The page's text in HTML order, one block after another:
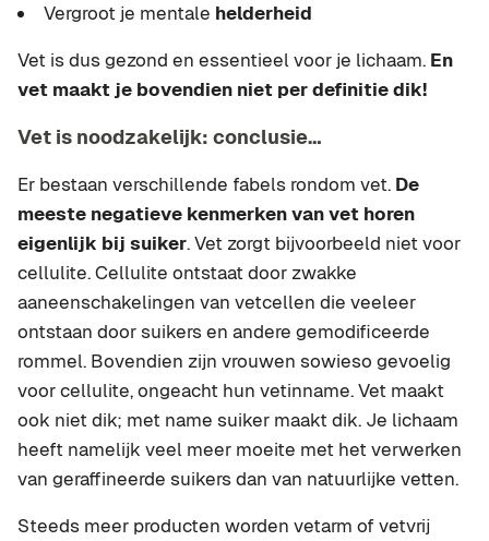
Vergroot je mentale helderheid
Vet is dus gezond en essentieel voor je lichaam. En
vet maakt je bovendien niet per definitie dik!
Vet is noodzakelijk: conclusie…
Er bestaan verschillende fabels rondom vet. De
meeste negatieve kenmerken van vet horen
eigenlijk bij suiker. Vet zorgt bijvoorbeeld niet voor
cellulite. Cellulite ontstaat door zwakke
aaneenschakelingen van vetcellen die veeleer
ontstaan door suikers en andere gemodificeerde
rommel. Bovendien zijn vrouwen sowieso gevoelig
voor cellulite, ongeacht hun vetinname. Vet maakt
ook niet dik; met name suiker maakt dik. Je lichaam
heeft namelijk veel meer moeite met het verwerken
van geraffineerde suikers dan van natuurlijke vetten.
Steeds meer producten worden vetarm of vetvrij